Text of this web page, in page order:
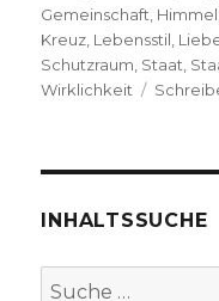
Gemeinschaft Himmel
Kreuz Lebensstil
Schutzraum Staat
Wirklichkeit
INHALTSSUCHE
Suche